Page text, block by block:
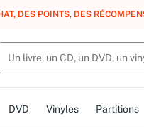
DES POINTS, DES
DVD Vinyles Partitions